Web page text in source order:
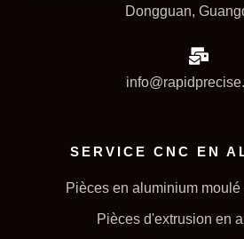
Dongguan,
SERVICE CNC EN
Pièces en aluminium
Pièces d'extrusion en